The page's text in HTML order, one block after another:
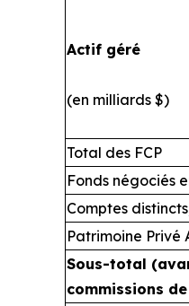
Actif géré
(en milliards $)
Total des FCP
Fonds négociés
Comptes
Patrimoine Privé
Sous-total
commissions